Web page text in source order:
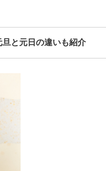
と元日の違いも紹介